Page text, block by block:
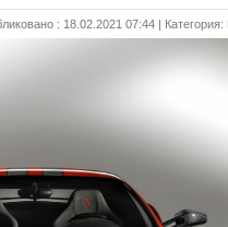
: 18.02.2021 07:44 | Категория: